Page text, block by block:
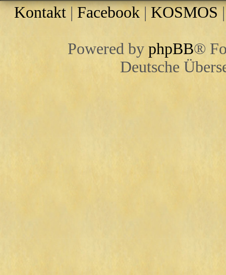
Kontakt |Facebook | KOSMOS
Powered by phpBB®
Deutsche